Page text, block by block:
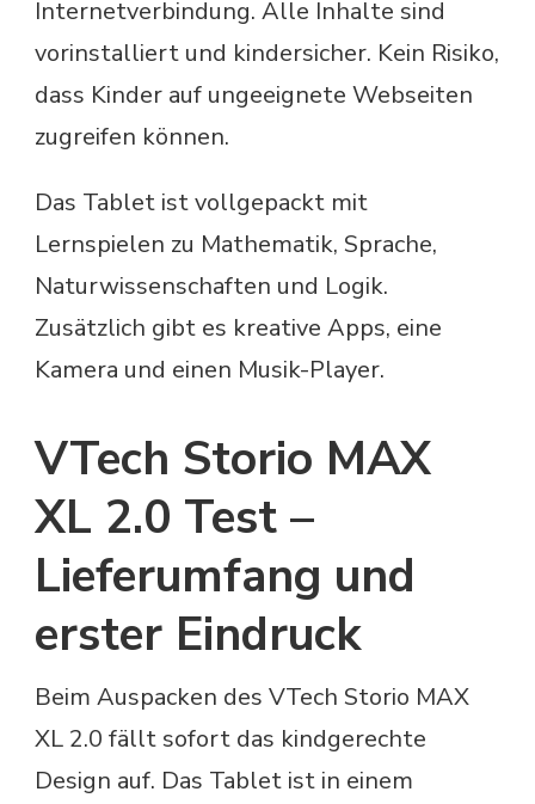
Internetverbindung. Alle Inhalte sind
vorinstalliert und kindersicher. Kein Risiko,
dass Kinder auf ungeeignete Webseiten
zugreifen können.
Das Tablet ist vollgepackt mit
Lernspielen zu Mathematik, Sprache,
Naturwissenschaften und Logik.
Zusätzlich gibt es kreative Apps, eine
Kamera und einen Musik-Player.
VTech Storio MAX
XL 2.0 Test –
Lieferumfang und
erster Eindruck
Beim Auspacken des VTech Storio MAX
XL 2.0 fällt sofort das kindgerechte
Design auf. Das Tablet ist in einem